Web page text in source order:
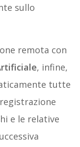
sullo
remota con
, infine,
tutte
e le relative